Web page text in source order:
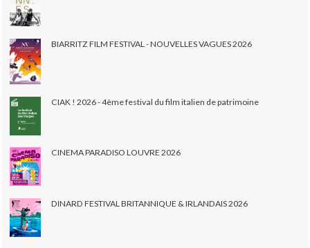
BIARRITZ FILM FESTIVAL - NOUVELLES VAGUES 2026
CIAK ! 2026 - 4ème festival du film italien de patrimoine
CINEMA PARADISO LOUVRE 2026
DINARD FESTIVAL BRITANNIQUE & IRLANDAIS 2026